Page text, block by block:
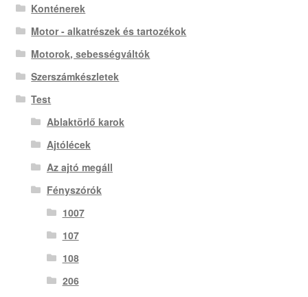
Konténerek
Motor - alkatrészek és tartozékok
Motorok, sebességváltók
Szerszámkészletek
Test
Ablaktörlő karok
Ajtólécek
Az ajtó megáll
Fényszórók
1007
107
108
206